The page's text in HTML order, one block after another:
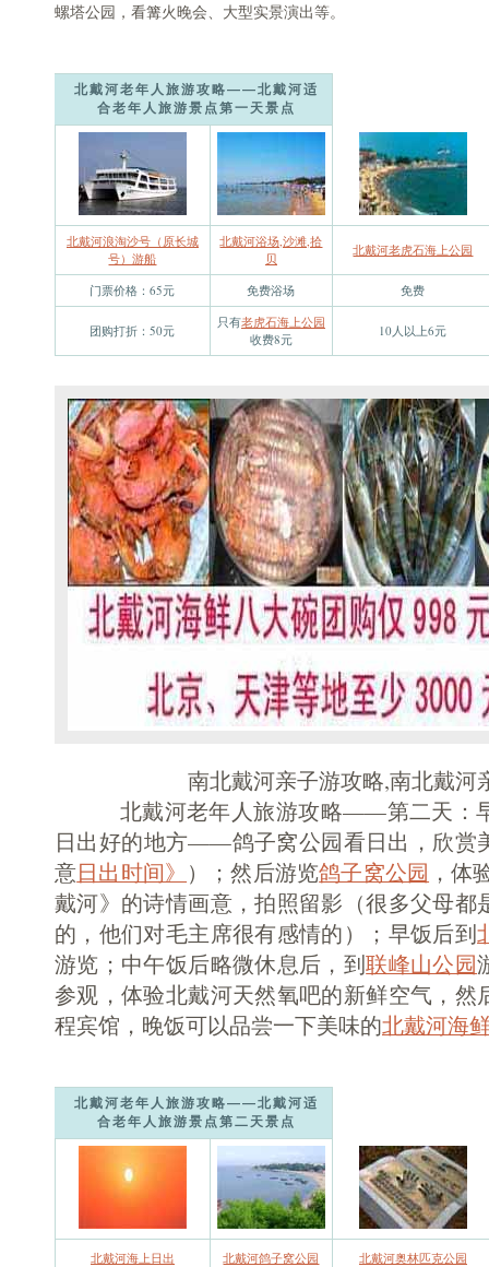
螺塔公园，看篝火晚会、大型实景演出等。
北戴河老年人旅游攻略——北戴河适
合老年人旅游景点第一天景点
北戴河浪淘沙号（原长城
号）游船
北戴河浴场,沙滩,拾
贝
北戴河老虎石海上公园
门票价格：65元 免费浴场 免费
团购打折：50元
只有老虎石海上公园
收费8元
10人以上6元
南北戴河亲子游攻略,南北戴河
北戴河老年人旅游攻略——第二天：早
日出好的地方——鸽子窝公园看日出，欣赏
意日出时间》 ）；然后游览鸽子窝公园 ，体
戴河》的诗情画意，拍照留影（很多父母都
的，他们对毛主席很有感情的）；早饭后到
游览；中午饭后略微休息后，到联峰山公园
参观，体验北戴河天然氧吧的新鲜空气，然
程宾馆，晚饭可以品尝一下美味的北戴河海
北戴河老年人旅游攻略——北戴河适
合老年人旅游景点第二天景点
北戴河海上日出 北戴河鸽子窝公园 北戴河奥林匹克公园